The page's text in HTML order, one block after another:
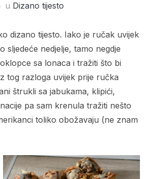
u Dizano tijesto
dizano tijesto. Iako je ručak uvijek
sljedeće nedjelje, tamo negdje
sa lonaca i tražiti što bi
tog razloga uvijek prije ručka
štrukli sa jabukama, klipići,
pa sam krenula tražiti nešto
toliko obožavaju (ne znam